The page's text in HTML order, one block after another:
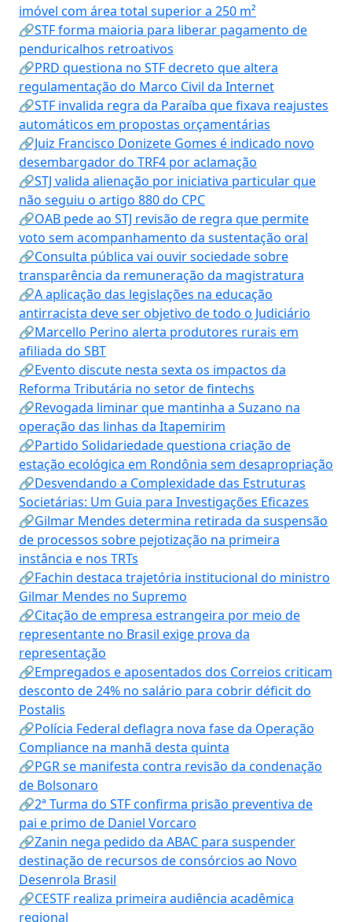
imóvel com área total superior a 250 m²
🔗STF forma maioria para liberar pagamento de
penduricalhos retroativos
🔗PRD questiona no STF decreto que altera
regulamentação do Marco Civil da Internet
🔗STF invalida regra da Paraíba que fixava reajustes
automáticos em propostas orçamentárias
🔗Juiz Francisco Donizete Gomes é indicado novo
desembargador do TRF4 por aclamação
🔗STJ valida alienação por iniciativa particular que
não seguiu o artigo 880 do CPC
🔗OAB pede ao STJ revisão de regra que permite
voto sem acompanhamento da sustentação oral
🔗Consulta pública vai ouvir sociedade sobre
transparência da remuneração da magistratura
🔗A aplicação das legislações na educação
antirracista deve ser objetivo de todo o Judiciário
🔗Marcello Perino alerta produtores rurais em
afiliada do SBT
🔗Evento discute nesta sexta os impactos da
Reforma Tributária no setor de fintechs
🔗Revogada liminar que mantinha a Suzano na
operação das linhas da Itapemirim
🔗Partido Solidariedade questiona criação de
estação ecológica em Rondônia sem desapropriação
🔗Desvendando a Complexidade das Estruturas
Societárias: Um Guia para Investigações Eficazes
🔗Gilmar Mendes determina retirada da suspensão
de processos sobre pejotização na primeira
instância e nos TRTs
🔗Fachin destaca trajetória institucional do ministro
Gilmar Mendes no Supremo
🔗Citação de empresa estrangeira por meio de
representante no Brasil exige prova da
representação
🔗Empregados e aposentados dos Correios criticam
desconto de 24% no salário para cobrir déficit do
Postalis
🔗Polícia Federal deflagra nova fase da Operação
Compliance na manhã desta quinta
🔗PGR se manifesta contra revisão da condenação
de Bolsonaro
🔗2ª Turma do STF confirma prisão preventiva de
pai e primo de Daniel Vorcaro
🔗Zanin nega pedido da ABAC para suspender
destinação de recursos de consórcios ao Novo
Desenrola Brasil
🔗CESTF realiza primeira audiência acadêmica
regional